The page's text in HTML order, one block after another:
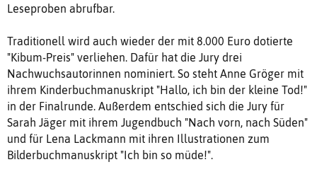
Leseproben abrufbar.
Traditionell wird auch wieder der mit 8.000 Euro dotierte
"Kibum-Preis" verliehen. Dafür hat die Jury drei
Nachwuchsautorinnen nominiert. So steht Anne Gröger mit
ihrem Kinderbuchmanuskript "Hallo, ich bin der kleine Tod!"
in der Finalrunde. Außerdem entschied sich die Jury für
Sarah Jäger mit ihrem Jugendbuch "Nach vorn, nach Süden"
und für Lena Lackmann mit ihren Illustrationen zum
Bilderbuchmanuskript "Ich bin so müde!".